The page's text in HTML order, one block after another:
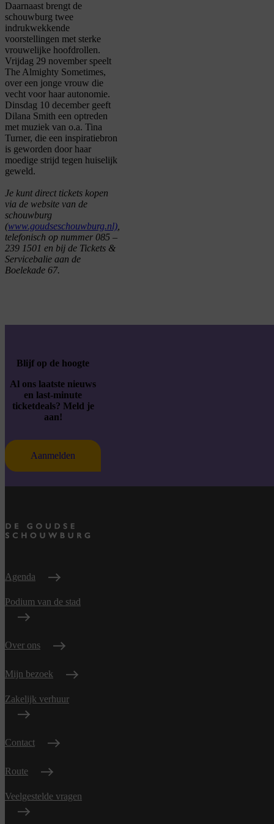
Daarnaast brengt de
schouwburg twee
indrukwekkende
voorstellingen met sterke
vrouwelijke hoofdrollen.
Vrijdag 29 november speelt
The Almighty Sometimes,
over een jonge vrouw die
vecht voor haar autonomie.
Dinsdag 10 december geeft
Dilana Smith een optreden
met muziek van o.a. Tina
Turner, die een inspiratiebron
is geworden door haar
moedige strijd tegen huiselijk
geweld.
Je kunt direct tickets kopen
via de website van de
schouwburg
(www.goudseschouwburg.nl)
telefonisch op nummer 085 –
239 1501 en bij de Tickets &
Servicebalie aan de
Boelekade 67.
Blijf op de hoogte
Al ons laatste nieuws
en last-minute
ticketdeals? Meld je
aan!
Aanmelden
Agenda
Podium van de stad
Over ons
Mijn bezoek
Zakelijk verhuur
Contact
Route
Veelgestelde vragen